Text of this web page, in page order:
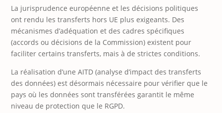
La jurisprudence européenne et les décisions politiques
ont rendu les transferts hors UE plus exigeants. Des
mécanismes d’adéquation et des cadres spécifiques
(accords ou décisions de la Commission) existent pour
faciliter certains transferts, mais à de strictes conditions.
La réalisation d’une AITD (analyse d’impact des transferts
des données) est désormais nécessaire pour vérifier que le
pays où les données sont transférées garantit le même
niveau de protection que le RGPD.